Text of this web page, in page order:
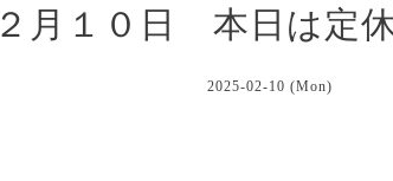
２月１０日 本日は定休
2025-02-10 (Mon)